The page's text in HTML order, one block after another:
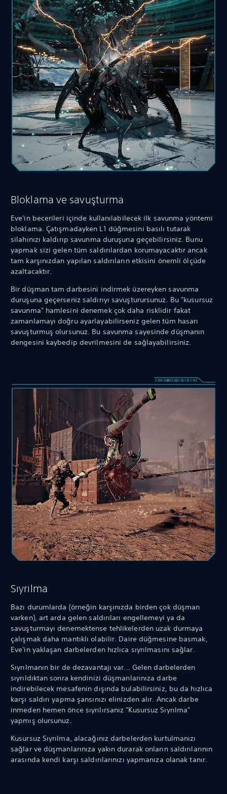
Bloklama ve savuşturma
Eve'in becerileri içinde kullanılabilecek ilk savunma yöntemi
bloklama. Çatışmadayken L1 düğmesini basılı tutarak
silahınızı kaldırıp savunma duruşuna geçebilirsiniz. Bunu
yapmak sizi gelen tüm saldırılardan korumayacaktır ancak
tam karşınızdan yapılan saldırıların etkisini önemli ölçüde
azaltacaktır.
Bir düşman tam darbesini indirmek üzereyken savunma
duruşuna geçerseniz saldırıyı savuşturursunuz. Bu "kusursuz
savunma" hamlesini denemek çok daha risklidir fakat
zamanlamayı doğru ayarlayabilirseniz gelen tüm hasarı
savuşturmuş olursunuz. Bu savunma sayesinde düşmanın
dengesini kaybedip devrilmesini de sağlayabilirsiniz.
Sıyrılma
Bazı durumlarda (örneğin karşınızda birden çok düşman
varken), art arda gelen saldırıları engellemeyi ya da
savuşturmayı denemektense tehlikelerden uzak durmaya
çalışmak daha mantıklı olabilir. Daire düğmesine basmak,
Eve'in yaklaşan darbelerden hızlıca sıyrılmasını sağlar.
Sıyrılmanın bir de dezavantajı var... Gelen darbelerden
sıyrıldıktan sonra kendinizi düşmanlarınıza darbe
indirebilecek mesafenin dışında bulabilirsiniz, bu da hızlıca
karşı saldırı yapma şansınızı elinizden alır. Ancak darbe
inmeden hemen önce sıyrılırsanız "Kusursuz Sıyrılma"
yapmış olursunuz.
Kusursuz Sıyrılma, alacağınız darbelerden kurtulmanızı
sağlar ve düşmanlarınıza yakın durarak onların saldırılarının
arasında kendi karşı saldırılarınızı yapmanıza olanak tanır.